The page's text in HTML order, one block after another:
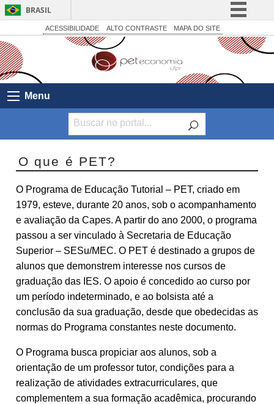
BRASIL
Simplifique!
Participe
Legislação
Canais
ACESSIBILIDADE ALTO CONTRASTE MAPA DO SITE
Menu
O que é PET?
O Programa de Educação Tutorial – PET, criado em
1979, esteve, durante 20 anos, sob o acompanhamento
e avaliação da Capes. A partir do ano 2000, o programa
passou a ser vinculado à Secretaria de Educação
Superior – SESu/MEC. O PET é destinado a grupos de
alunos que demonstrem interesse nos cursos de
graduação das IES. O apoio é concedido ao curso por
um período indeterminado, e ao bolsista até a
conclusão da sua graduação, desde que obedecidas as
normas do Programa constantes neste documento.
O Programa busca propiciar aos alunos, sob a
orientação de um professor tutor, condições para a
realização de atividades extracurriculares, que
complementem a sua formação acadêmica, procurando